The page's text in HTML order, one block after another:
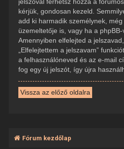
kérjük, gondosan kezeld.
add ki harmadik személynek,
üzemeltetője is, vagy ha a
Amennyiben elfelejted a
„Elfelejtettem a jelszavam”
a felhasználóneved és az e-mail
fog egy új jelszót, így újra
Vissza az előző oldalra
Fórum kezdőlap